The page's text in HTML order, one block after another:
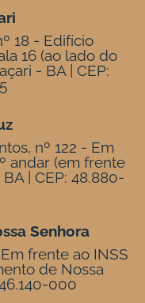
18 - Edifício
16 (ao lado do
- BA | CEP:
nº 122 - Em
andar (em frente
| CEP: 48.880-
Senhora
frente ao INSS
de Nossa
000